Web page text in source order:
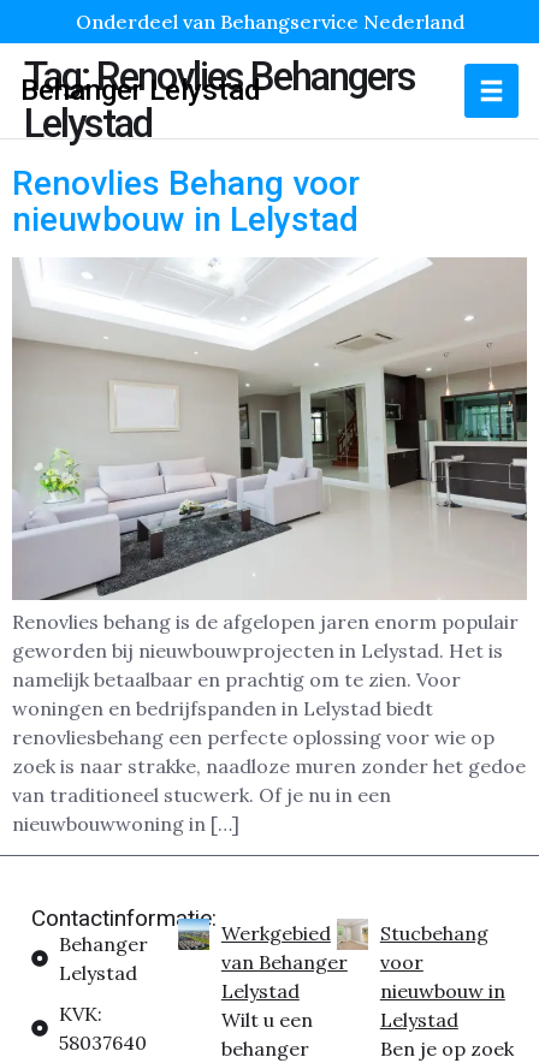
Onderdeel van Behangservice Nederland
Behanger Lelystad
Tag:Renovlies Behangers
Lelystad
Renovlies Behang voor
nieuwbouw in Lelystad
Renovlies behang is de afgelopen jaren enorm populair
geworden bij nieuwbouwprojecten in Lelystad. Het is
namelijk betaalbaar en prachtig om te zien. Voor
woningen en bedrijfspanden in Lelystad biedt
renovliesbehang een perfecte oplossing voor wie op
zoek is naar strakke, naadloze muren zonder het gedoe
van traditioneel stucwerk. Of je nu in een
nieuwbouwwoning in […]
Contactinformatie:
Behanger
Lelystad
KVK:
58037640
Werkgebied
van Behanger
Lelystad
Wilt u een
behanger
Stucbehang
voor
nieuwbouw in
Lelystad
Ben je op zoek